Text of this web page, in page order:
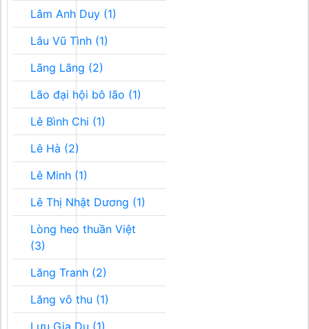
Lâm Anh Duy (1)
Lâu Vũ Tình (1)
Lãng Lãng (2)
Lão đại hội bô lão (1)
Lê Bình Chi (1)
Lê Hà (2)
Lê Minh (1)
Lê Thị Nhật Dương (1)
Lòng heo thuần Việt
(3)
Lăng Tranh (2)
Lăng vô thu (1)
Lưu Gia Du (1)